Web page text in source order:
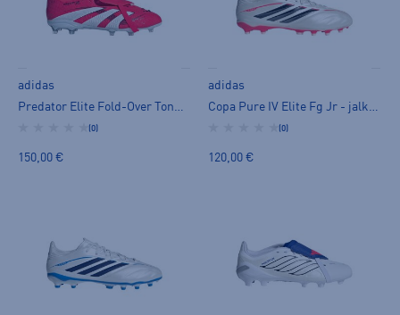
adidas
(0)
150,00 €
adidas
(0)
120,00 €